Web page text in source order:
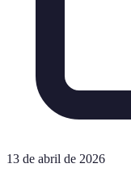
13 de abril de 2026